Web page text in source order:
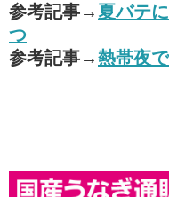
参考記事→ 夏バテ
つ
参考記事→熱帯夜